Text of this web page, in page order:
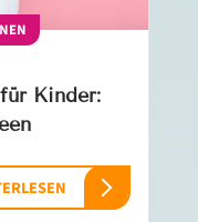
Kinder: